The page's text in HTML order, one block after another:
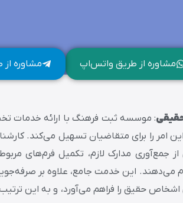
مشاوره از طریق واتس‌اپ مشاوره از
: موسسه ثبت فرهنگ با ارائه خدمات
این امر را برای متقاضیان تسهیل می‌کند.
جمع‌آوری مدارک لازم، تکمیل فرم‌های
می‌دهند. این خدمت جامع، علاوه بر
اشخاص حقیق را فراهم می‌آورد، و به این